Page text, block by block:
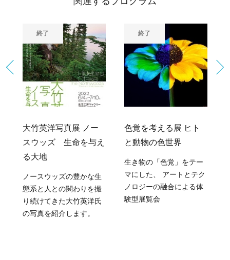
終了
大竹英洋写真展 ノー
スウッズ 生命を与え
る大地
ノースウッズの豊かな生
態系と人との関わりを撮
り続けてきた大竹英洋氏
の写真を紹介します。
終了
色覚を考える展 ヒト
と動物の色世界
生き物の「色覚」をテー
マにした、 アートとテク
ノロジーの融合による体
験型展覧会